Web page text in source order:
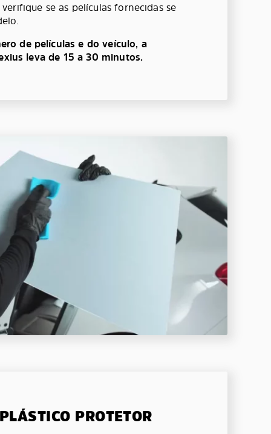
se as películas fornecidas se
de películas e do veículo, a
leva de 15 a 30 minutos.
PROTETOR